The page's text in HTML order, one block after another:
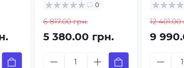
0
6 817.00 грн.
5 380.00 грн.
12 401.00
9